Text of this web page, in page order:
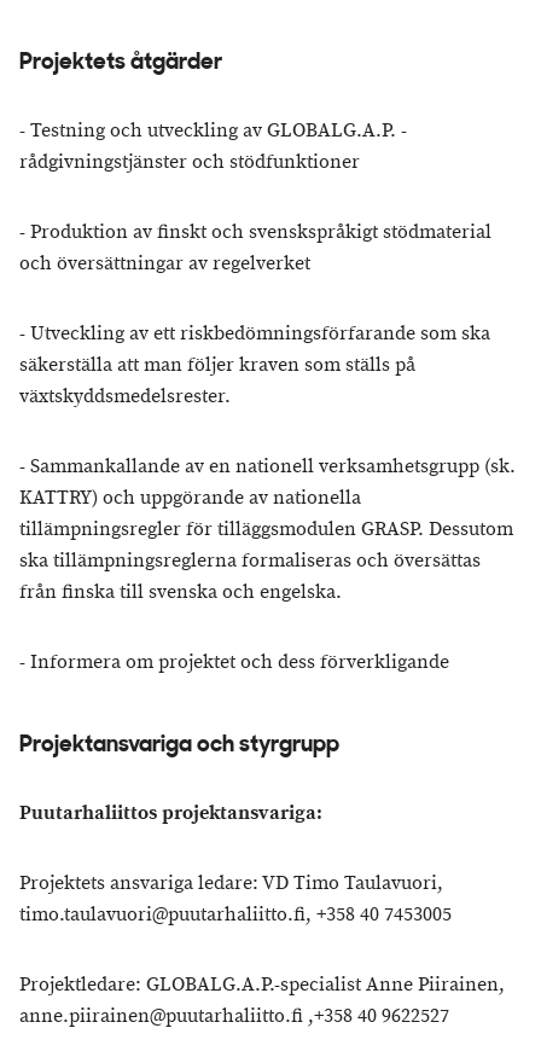
Projektets åtgärder
- Testning och utveckling av GLOBALG.A.P. -
rådgivningstjänster och stödfunktioner
- Produktion av finskt och svenskspråkigt stödmaterial
och översättningar av regelverket
- Utveckling av ett riskbedömningsförfarande som ska
säkerställa att man följer kraven som ställs på
växtskyddsmedelsrester.
- Sammankallande av en nationell verksamhetsgrupp (sk.
KATTRY) och uppgörande av nationella
tillämpningsregler för tilläggsmodulen GRASP. Dessutom
ska tillämpningsreglerna formaliseras och översättas
från finska till svenska och engelska.
- Informera om projektet och dess förverkligande
Projektansvariga och styrgrupp
Puutarhaliittos projektansvariga:
Projektets ansvariga ledare: VD Timo Taulavuori,
timo.taulavuori@puutarhaliitto.fi, +358 40 7453005
Projektledare: GLOBALG.A.P.-specialist Anne Piirainen,
anne.piirainen@puutarhaliitto.fi ,+358 40 9622527